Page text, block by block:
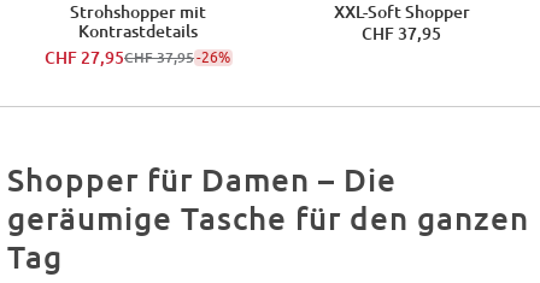
Strohshopper mit
Kontrastdetails
CHF 27,95CHF 37,95-26%
XXL-Soft Shopper
CHF 37,95
Shopper für Damen – Die
geräumige Tasche für den ganzen
Tag